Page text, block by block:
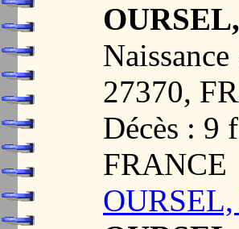
27370,
Décès : 9
FRANCE